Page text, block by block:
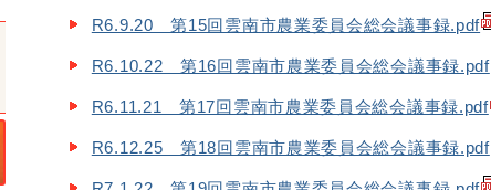
R6.9.20 第15回雲南市農業委員会総会議事録.pdf
R6.10.22 第16回雲南市農業委員会総会議事録.pdf
R6.11.21 第17回雲南市農業委員会総会議事録.pdf
R6.12.25 第18回雲南市農業委員会総会議事録.pdf